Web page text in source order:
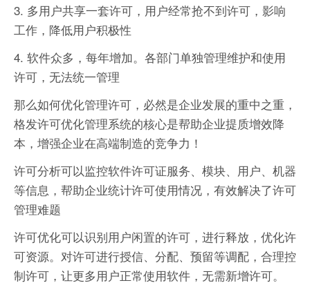
3. 多用户共享一套许可，用户经常抢不到许可，影响
工作，降低用户积极性
4. 软件众多，每年增加。各部门单独管理维护和使用
许可，无法统一管理
那么如何优化管理许可，必然是企业发展的重中之重，
格发许可优化管理系统的核心是帮助企业提质增效降
本，增强企业在高端制造的竞争力！
许可分析可以监控软件许可证服务、模块、用户、机器
等信息，帮助企业统计许可使用情况，有效解决了许可
管理难题
许可优化可以识别用户闲置的许可，进行释放，优化许
可资源。对许可进行授信、分配、预留等调配，合理控
制许可，让更多用户正常使用软件，无需新增许可。